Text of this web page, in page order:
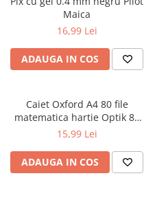
Ghiozdane pentru grădinită
Trollere pentru copii
Penare
Penare echipate
Penare tip etui
Acuarele și pensule școlare
Pensule școlare
Maica
16,99 Lei
ADAUGA IN COS
Caiet Oxford A4 80 file
matematica hartie Optik 80
g/mp motiv Teenager
15,99 Lei
ADAUGA IN COS